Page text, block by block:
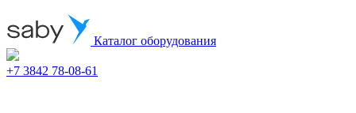
Каталог оборудования
+7 3842 78-08-61